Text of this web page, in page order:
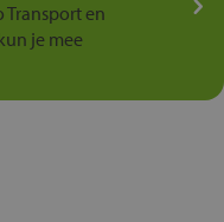
Transport en
je mee